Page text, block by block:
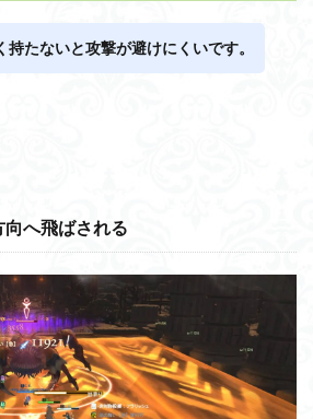
持たないと攻撃が避けにくいです。
へ飛ばされる